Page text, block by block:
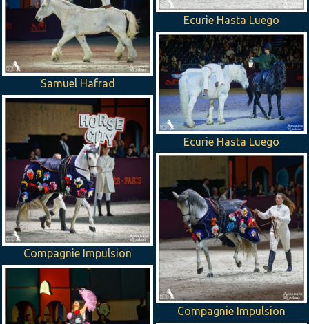
Ecurie Hasta Luego
Samuel Hafrad
Ecurie Hasta Luego
Compagnie Impulsion
Compagnie Impulsion